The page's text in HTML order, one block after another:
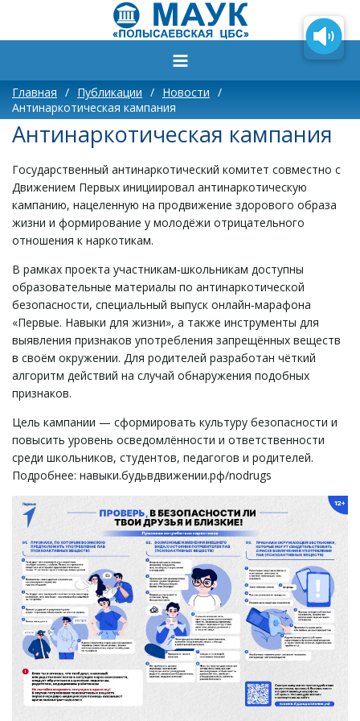
Главная / Публикации / Новости /
Антинаркотическая кампания
Антинаркотическая кампания
Государственный антинаркотический комитет совместно с
Движением Первых инициировал антинаркотическую
кампанию, нацеленную на продвижение здорового образа
жизни и формирование у молодёжи отрицательного
отношения к наркотикам.
В рамках проекта участникам‑школьникам доступны
образовательные материалы по антинаркотической
безопасности, специальный выпуск онлайн‑марафона
«Первые. Навыки для жизни», а также инструменты для
выявления признаков употребления запрещённых веществ
в своём окружении. Для родителей разработан чёткий
алгоритм действий на случай обнаружения подобных
признаков.
Цель кампании — сформировать культуру безопасности и
повысить уровень осведомлённости и ответственности
среди школьников, студентов, педагогов и родителей.
Подробнее: навыки.будьвдвижении.рф/nodrugs